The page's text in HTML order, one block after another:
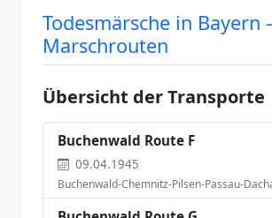
Todesmärsche in Bayern
Marschrouten
Übersicht der Transporte
Buchenwald Route F
09.04.1945
Buchenwald-Chemnitz-Pilsen-Passau-